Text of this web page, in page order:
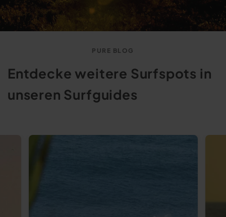
PURE BLOG
Entdecke weitere Surfspots in
unseren Surfguides